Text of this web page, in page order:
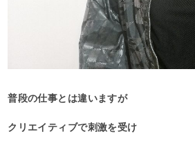
普段の仕事とは違いますが
クリエイティブで刺激を受け